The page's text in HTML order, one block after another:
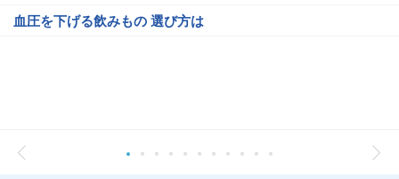
血圧を下げる飲みもの 選び方は